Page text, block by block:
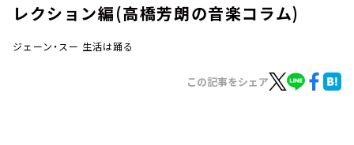
レクション編(高橋芳朗の音楽コラム)
ジェーン・スー 生活は踊る
この記事をシェア